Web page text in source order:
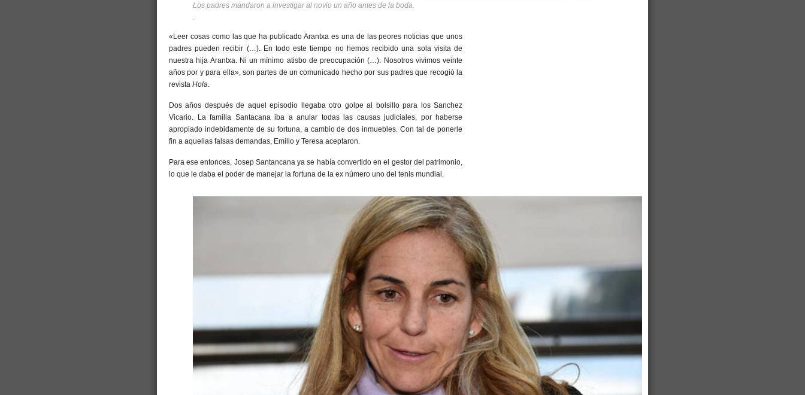
Los padres mandaron a investigar al novio un año antes de la boda.
«Leer cosas como las que ha publicado Arantxa es una de las peores noticias que unos
padres pueden recibir (…). En todo este tiempo no hemos recibido una sola visita de
nuestra hija Arantxa. Ni un mínimo atisbo de preocupación (…). Nosotros vivimos veinte
años por y para ella», son partes de un comunicado hecho por sus padres que recogió la
revista Hola
Dos años después de aquel episodio llegaba otro golpe al bolsillo para los Sanchez
Vicario. La familia Santacana iba a anular todas las causas judiciales, por haberse
apropiado indebidamente de su fortuna, a cambio de dos inmuebles. Con tal de ponerle
fin a aquellas falsas demandas, Emilio y Teresa aceptaron.
Para ese entonces, Josep Santancana ya se había convertido en el gestor del patrimonio,
lo que le daba el poder de manejar la fortuna de la ex número uno del tenis mundial.